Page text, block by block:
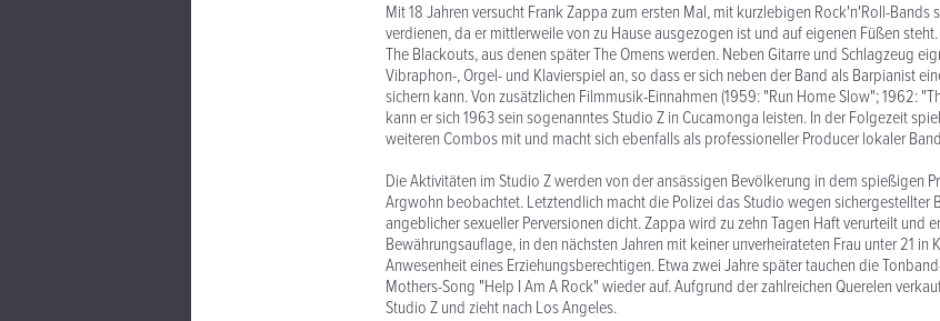
Mit 18 Jahren versucht Frank Zappa zum ersten Mal, mit kurzlebigen Rock'n'Roll-Bands
verdienen, da er mittlerweile von zu Hause ausgezogen ist und auf eigenen Füßen
The Blackouts, aus denen später The Omens werden. Neben Gitarre und Schlagzeug
Vibraphon-, Orgel- und Klavierspiel an, so dass er sich neben der Band als Barpianist
sichern kann. Von zusätzlichen Filmmusik-Einnahmen (1959: "Run Home Slow"; 1962:
kann er sich 1963 sein sogenanntes Studio Z in Cucamonga leisten. In der Folgezeit
weiteren Combos mit und macht sich ebenfalls als professioneller Producer lokaler
Die Aktivitäten im Studio Z werden von der ansässigen Bevölkerung in dem spießigen
Argwohn beobachtet. Letztendlich macht die Polizei das Studio wegen sichergestellter
angeblicher sexueller Perversionen dicht. Zappa wird zu zehn Tagen Haft verurteilt und
Bewährungsauflage, in den nächsten Jahren mit keiner unverheirateten Frau unter 21 in
Anwesenheit eines Erziehungsberechtigen. Etwa zwei Jahre später tauchen die
Mothers-Song "Help I Am A Rock" wieder auf. Aufgrund der zahlreichen Querelen
Studio Z und zieht nach Los Angeles.